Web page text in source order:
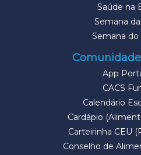
Saúde na
Semana
Semana do
App
CACS
Calendário
Cardápio
Carteirinha CEU
Conselho de